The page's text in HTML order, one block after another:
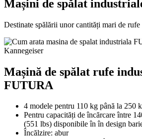
Mașini de spălat
Destinate spălării unor cantități mari de rufe
Mașină de spălat rufe
FUTURA
4 modele pentru 110 kg până la 250
Pentru capacități de încărcare între
(551 lbs) disponibile în în design
Încălzire: abur